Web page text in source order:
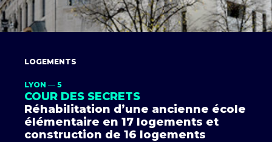
LOGEMENTS
LYON ― 5
COUR DES SECRETS
Réhabilitation d’une ancienne école
élémentaire en 17 logements et
construction de 16 logements